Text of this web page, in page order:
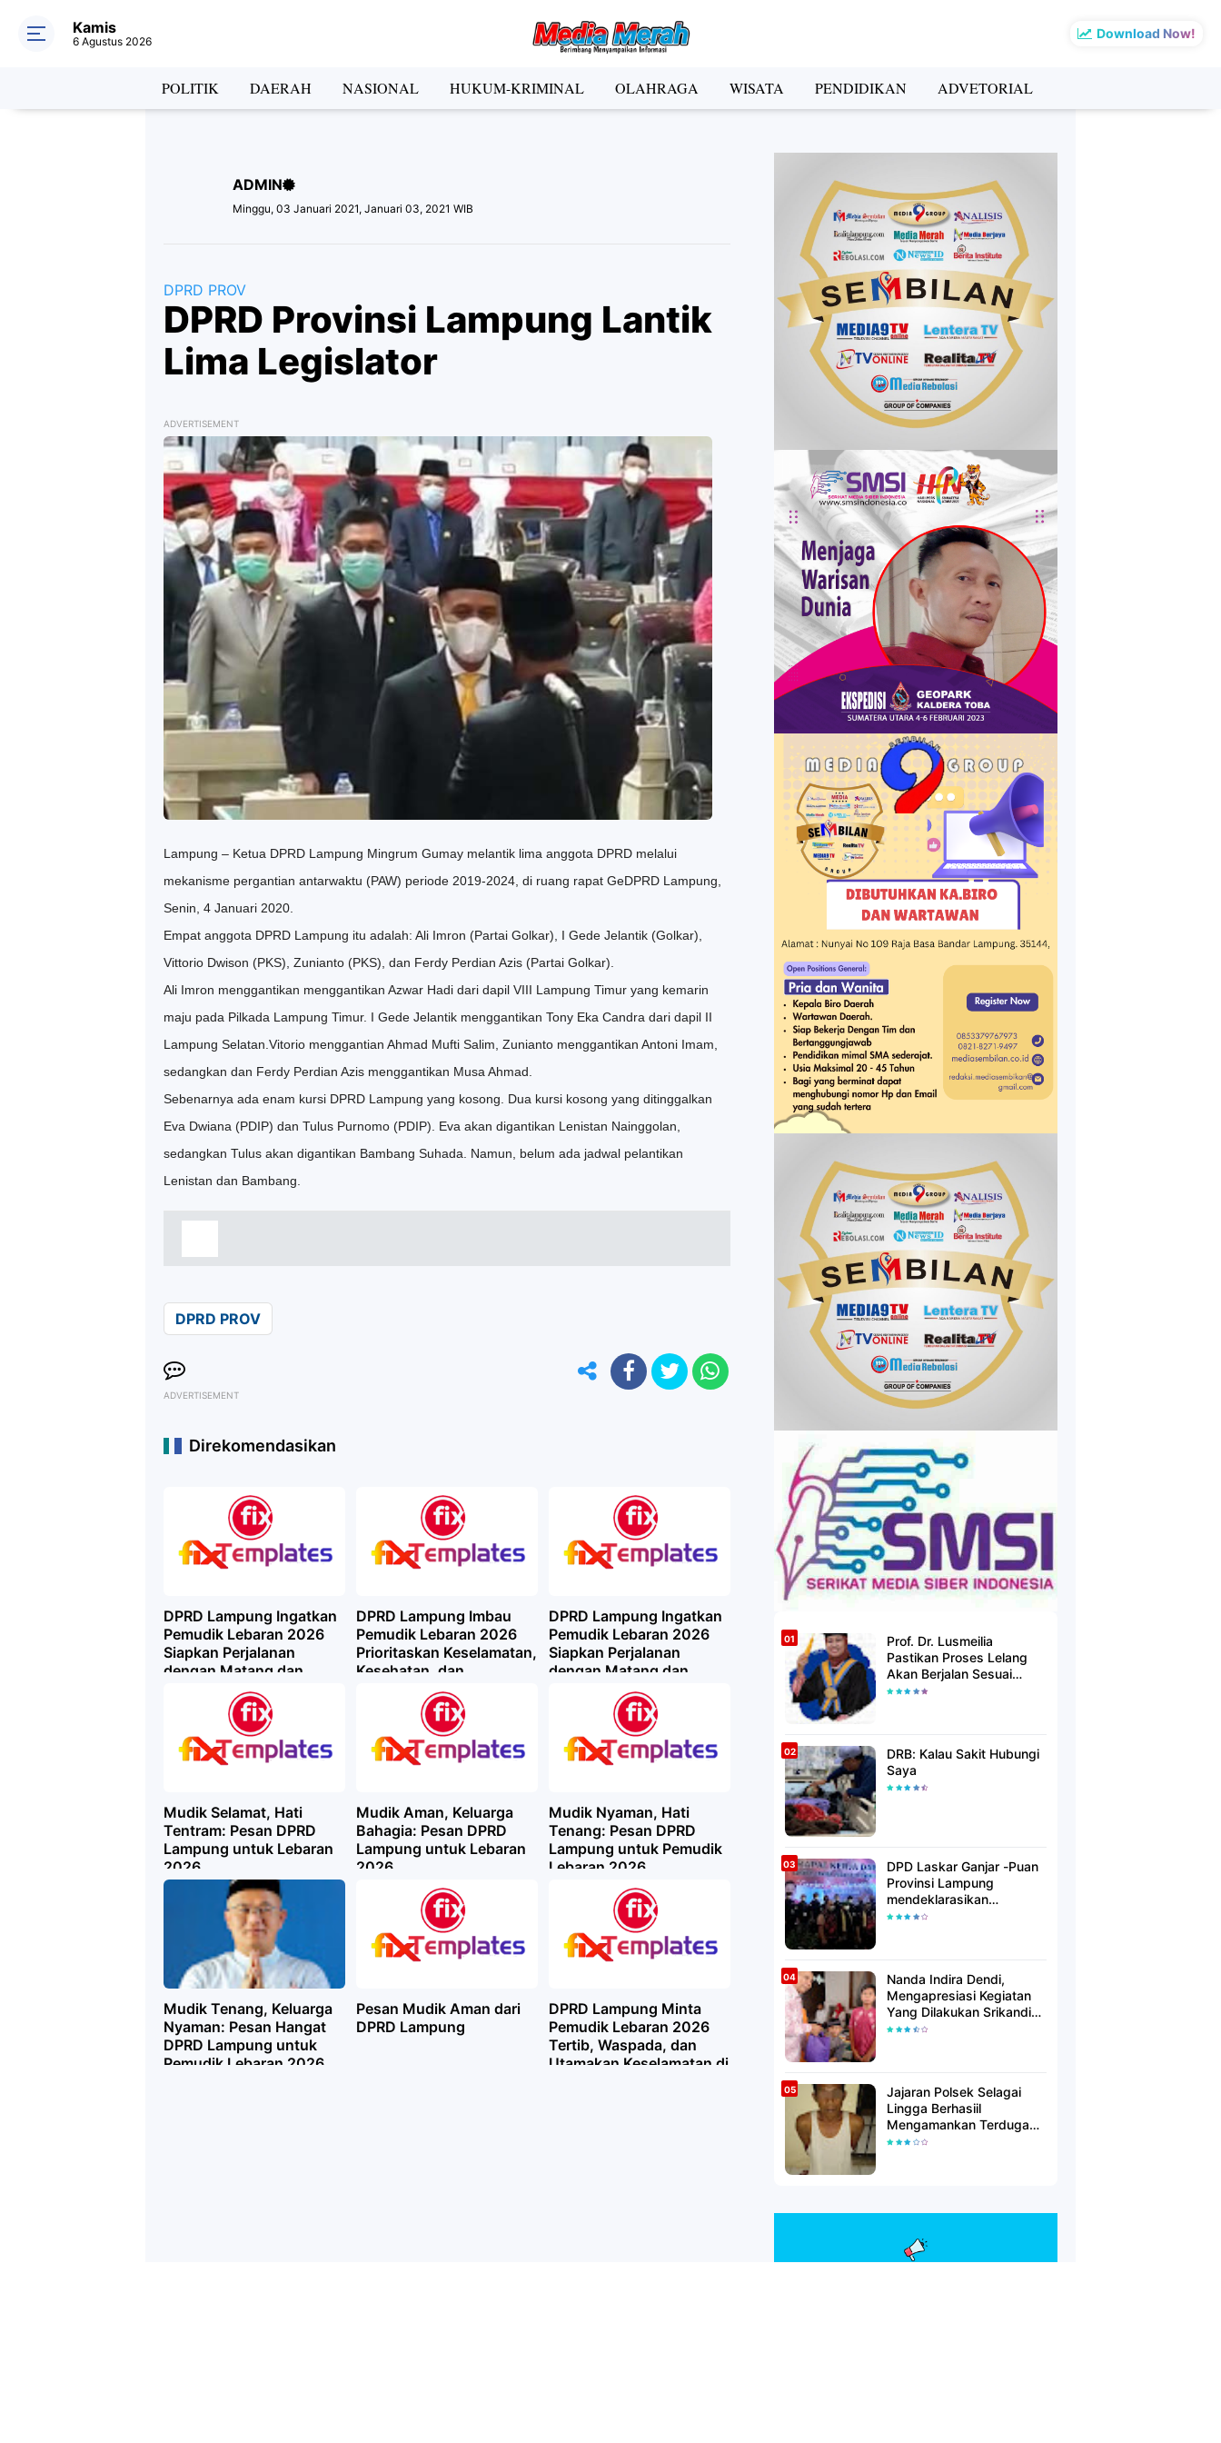
Header Social Media
Facebook
Download Now!
Kamis
6 Agustus 2026
POLITIK DAERAH NASIONAL HUKUM-KRIMINAL OLAHRAGA WISATA PENDIDIKAN ADVETORIAL
ADMIN
Minggu, 03 Januari 2021, Januari 03, 2021 WIB
DPRD PROV
DPRD Provinsi Lampung Lantik
Lima Legislator
ADVERTISEMENT
Lampung – Ketua DPRD Lampung Mingrum Gumay melantik lima anggota DPRD melalui
mekanisme pergantian antarwaktu (PAW) periode 2019-2024, di ruang rapat GeDPRD Lampung,
Senin, 4 Januari 2020.
Empat anggota DPRD Lampung itu adalah: Ali Imron (Partai Golkar), I Gede Jelantik (Golkar),
Vittorio Dwison (PKS), Zunianto (PKS), dan Ferdy Perdian Azis (Partai Golkar).
Ali Imron menggantikan menggantikan Azwar Hadi dari dapil VIII Lampung Timur yang kemarin
maju pada Pilkada Lampung Timur. I Gede Jelantik menggantikan Tony Eka Candra dari dapil II
Lampung Selatan. Vitorio menggantian Ahmad Mufti Salim, Zunianto menggantikan Antoni Imam,
sedangkan dan Ferdy Perdian Azis menggantikan Musa Ahmad.
Sebenarnya ada enam kursi DPRD Lampung yang kosong. Dua kursi kosong yang ditinggalkan
Eva Dwiana (PDIP) dan Tulus Purnomo (PDIP). Eva akan digantikan Lenistan Nainggolan,
sedangkan Tulus akan digantikan Bambang Suhada. Namun, belum ada jadwal pelantikan
Lenistan dan Bambang.
DPRD PROV
ADVERTISEMENT
Direkomendasikan
DPRD Lampung Ingatkan
Pemudik Lebaran 2026
Siapkan Perjalanan
dengan Matang dan
Utamakan Keselamatan
DPRD Lampung Imbau
Pemudik Lebaran 2026
Prioritaskan Keselamatan,
Kesehatan, dan
Perencanaan Perjalanan
DPRD Lampung Ingatkan
Pemudik Lebaran 2026
Siapkan Perjalanan
dengan Matang dan
Utamakan Keselamatan
Mudik Selamat, Hati
Tentram: Pesan DPRD
Lampung untuk Lebaran
2026
Mudik Aman, Keluarga
Bahagia: Pesan DPRD
Lampung untuk Lebaran
2026
Mudik Nyaman, Hati
Tenang: Pesan DPRD
Lampung untuk Pemudik
Lebaran 2026
Mudik Tenang, Keluarga
Nyaman: Pesan Hangat
DPRD Lampung untuk
Pemudik Lebaran 2026
Pesan Mudik Aman dari
DPRD Lampung
DPRD Lampung Minta
Pemudik Lebaran 2026
Tertib, Waspada, dan
Utamakan Keselamatan di
Prof. Dr. Lusmeilia
Pastikan Proses Lelang
Akan Berjalan Sesuai
Aturan
DRB: Kalau Sakit Hubungi
Saya
DPD Laskar Ganjar -Puan
Provinsi Lampung
mendeklarasikan
Mendukung Ganjar-Puan
Nanda Indira Dendi,
Mengapresiasi Kegiatan
Yang Dilakukan Srikandi
Dermawan
Jajaran Polsek Selagai
Lingga Berhasiil
Mengamankan Terduga
Pelaku Pencabulan Anak